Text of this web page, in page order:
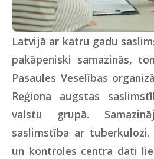
Latvijā ar katru gadu
pakāpeniski samazinās,
Pasaules Veselības
Reģiona augstas
valstu grupā.
saslimstība ar
un kontroles centra dati